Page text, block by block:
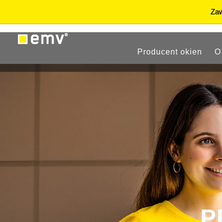
Producent okien